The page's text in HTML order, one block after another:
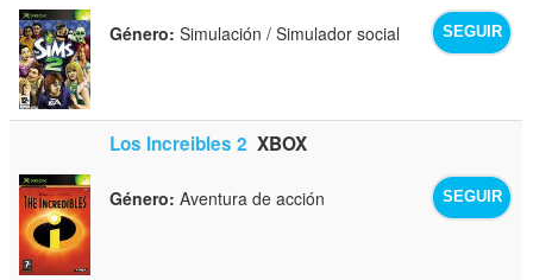
SEGUIR
Género: Simulación / Simulador social
Los Increibles 2 XBOX
SEGUIR
Género: Aventura de acción